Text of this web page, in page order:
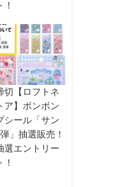
！
切【ロフトネ
ア】ボンボン
シール「サン
」抽選販売！
選エントリー
！